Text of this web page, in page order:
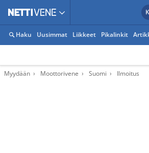
Haku Uusimmat Liikkeet Pikalinkit
Myydään Moottorivene Suomi Ilmoitus